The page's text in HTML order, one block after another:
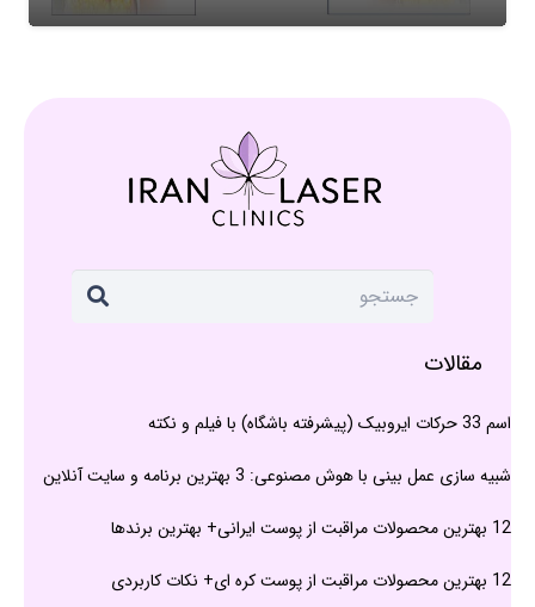
مقالات
اسم 33 حرکات ایروبیک (پیشرفته باشگاه) با فیلم و نکته
شبیه سازی عمل بینی با هوش مصنوعی: 3 بهترین برنامه و سایت آنلاین
12 بهترین محصولات مراقبت از پوست ایرانی+ بهترین برندها
12 بهترین محصولات مراقبت از پوست کره ای+ نکات کاربردی